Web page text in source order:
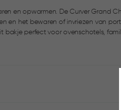
en opwarmen. De Curver Grand
en het bewaren of invriezen van
bakje perfect voor ovenschotels,
maaltijden tegelijk. De deksel
de stevige lip aan de zijkant. Het